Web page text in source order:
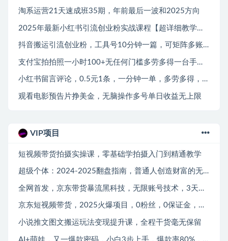
淘系运营21天速成班35期，年前最后一波和2025方向
2025年最新小红书引流创业粉实战课程【超详细教学】小白轻松上手，月入1W+，附小红书养号SOP
抖音搬运引流创业粉，工具号10分钟一篇，可矩阵多账百分百去重，单日引流300+（需要分流）
支付宝拍拍照一小时100+无任何门槛多劳多得一台手机轻松操做【揭秘】
小红书留言评论，0.5元1条，一分钟一单，多劳多得，收益无上限
观看电影预告片挣美金，无脑操作多号单日收益无上限
VIP项目
短视频带货拍摄实操课，零基础学拍摄入门到精通教学
超级个体：2024-2025翻盘指南，普通人创造财富的无限游戏
全网首发，京东带货暴流黑科技，无限账号技术，3天出单，单日可达1k+，附矩阵教学【揭秘】
京东短视频带货，2025火爆项目，0粉丝，0保证金，操作简单，2分钟一条原创视频，日入1k【揭秘】
小说推文图文搬运玩法变现提升课，全程干货毫无保留